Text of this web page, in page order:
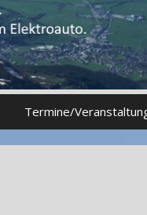
Termine/